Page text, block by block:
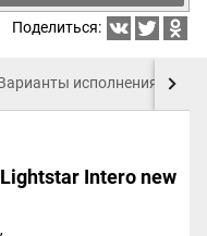
Поделиться:
исполнения
Intero new